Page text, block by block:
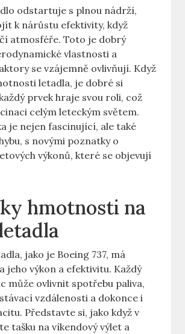
odstartuje s‍ plnou nádrží,
k nárůstu efektivity, když
atmosféře. Toto ‌je dobrý
⁢vlastnosti a⁢
se vzájemně ovlivňují.⁤ Když
‌letadla, je ​dobré si​
prvek hraje svou roli, což
celým ‌leteckým světem.
​je nejen‍ fascinující, ale ‍také
s novými ‌poznatky o
výkonů, které se objevují​
hmotnosti na
jako ⁤je Boeing 737, ‌má
jeho výkon ​a efektivitu. Každý
může ovlivnit spotřebu ⁢paliva,​
⁣vzdálenosti a ⁣dokonce i⁤
Představte⁤ si, jako když v
tašku na ⁢víkendový⁤ výlet a